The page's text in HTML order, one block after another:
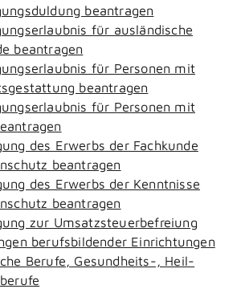
beantragen
für ausländische
beantragen
für Personen mit
beantragen
für Personen mit
des Erwerbs der Fachkunde
beantragen
des Erwerbs der Kenntnisse
beantragen
zur Umsatzsteuerbefreiung
berufsbildender Einrichtungen
Berufe, Gesundheits-, Heil-